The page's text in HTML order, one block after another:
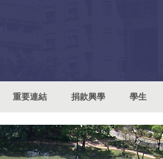
重要連結 捐款興學 學生